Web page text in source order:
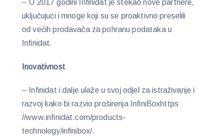
– U 2017 godini Infinidat je stekao nove partnere,
uključujući i mnoge koji su se proaktivno preselili
od većih prodavača za pohranu podataka u
Infinidat.
Inovativnost
– Infinidat i dalje ulaže u svoj odjel za istraživanje i
razvoj kako bi razvio proširenja InfiniBoxhttps:
//www.infinidat.com/products-
technology/infinibox/.